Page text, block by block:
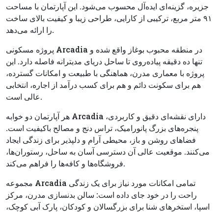
جزیره، گزینه‌ای ایده‌آل محسوب می‌شود. این آپارتمان با مساحت
۹۱ متر مربع، ترکیبی از کارایی، طراحی زیبا و کیفیت بالای ساخت
را ارائه می‌دهد.
پروژه مسکونی Arcadia در منطقه محبوب بوغاز واقع شده و
تنها ده دقیقه پیاده‌روی تا ساحل دریای مدیترانه فاصله دارد. این
پروژه با معماری مدرن، هماهنگی با طبیعت و امکانات گسترده،
هم برای سکونت دائم و هم برای کسب درآمد از اجاره، انتخابی
عالی است.
هر آپارتمان دو خوابه Arcadia دارای نقشه‌ای دقیق و کاربردی،
پنجره‌های بزرگ پانورامیک، تراس دنج و مصالح باکیفیت است.
فضاهای روشن و باز، محیطی آرام و دلپذیر برای زندگی ایجاد
می‌کنند. موقعیت عالی آن دسترسی آسان به ساحل، رستوران‌ها،
فروشگاه‌ها و کافه‌ها را فراهم می‌کند.
مجموعه Arcadia تمامی امکانات مورد نیاز برای یک زندگی
راحت را در خود جای داده است: سالن بدنسازی مدرن، مرکز
اسپا، استخرهای شنا برای بزرگسالان و کودکان، پارک آبی کوچک،